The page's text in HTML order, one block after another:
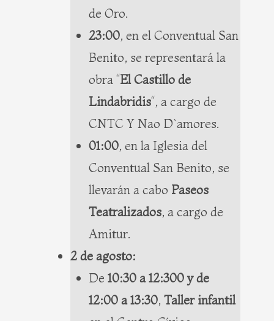
de Oro.
23:00, en el Conventual San
Benito, se representará la
obra “El Castillo de
Lindabridis“, a cargo de
CNTC Y Nao D`amores.
01:00, en la Iglesia del
Conventual San Benito, se
llevarán a cabo Paseos
Teatralizados, a cargo de
Amitur.
2 de agosto:
De 10:30 a 12:300 y de
12:00 a 13:30, Taller infantil